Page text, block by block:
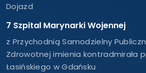
Dojazd
7 Szpital Marynarki Wojennej
z Przychodnią Samodzielny
Zdrowotnej imienia kontradmirała
Łasińskiego w Gdańsku